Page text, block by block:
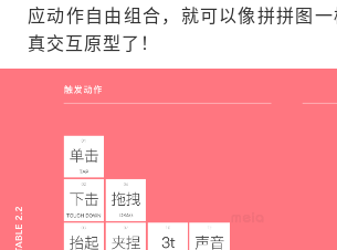
应动作自由组合，就可以像拼拼图
真交互原型了！